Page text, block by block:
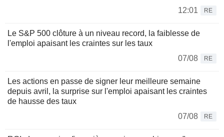
12:01
RE
Le S&P 500 clôture à un niveau record, la faiblesse de
l'emploi apaisant les craintes sur les taux
07/08
RE
Les actions en passe de signer leur meilleure semaine
depuis avril, la surprise sur l'emploi apaisant les craintes
de hausse des taux
07/08
RE